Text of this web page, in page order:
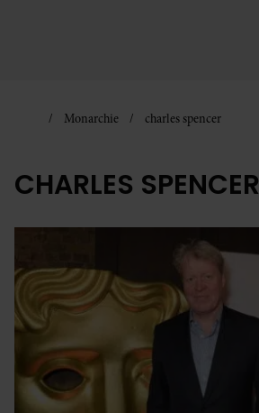
Monarchie charles spencer
CHARLES SPENCER